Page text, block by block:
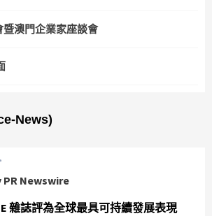
暨澳門企業家座談會
News)
Newswire
雜誌評為全球最具可持續發展表現